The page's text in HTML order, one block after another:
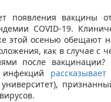
появления вакцины
COVID-19.
этой осенью обещают
как в случае с
после
рассказывает
университет),